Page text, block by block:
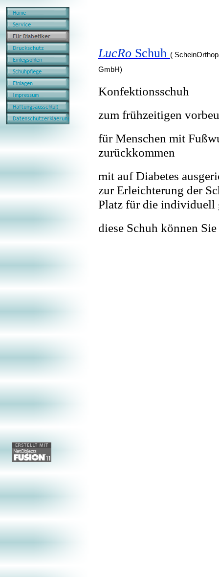
LucRo Schuh (
GmbH)
Konfektionsschuh
zum frühzeitigen
für Menschen mit
zurückkommen
mit auf Diabetes
zur Erleichterung der
Platz für die individuell
diese Schuh können